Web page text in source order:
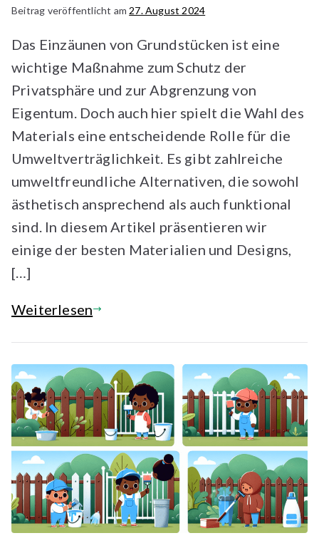
Beitrag veröffentlicht am 27. August 2024
Das Einzäunen von Grundstücken ist eine
wichtige Maßnahme zum Schutz der
Privatsphäre und zur Abgrenzung von
Eigentum. Doch auch hier spielt die Wahl des
Materials eine entscheidende Rolle für die
Umweltverträglichkeit. Es gibt zahlreiche
umweltfreundliche Alternativen, die sowohl
ästhetisch ansprechend als auch funktional
sind. In diesem Artikel präsentieren wir
einige der besten Materialien und Designs,
[…]
Weiterlesen